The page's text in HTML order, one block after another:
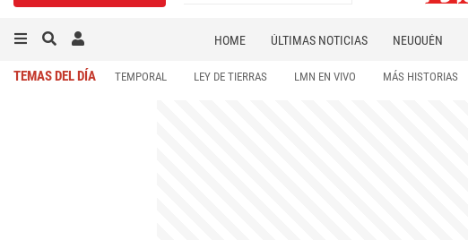
HOME ÚLTIMAS NOTICIAS NEUQUÉN
TEMAS DEL DÍA TEMPORAL LEY DE TIERRAS LMN EN VIVO MÁS HISTORIAS